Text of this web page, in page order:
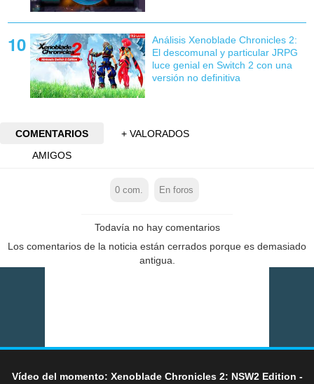
Análisis Xenoblade Chronicles 2:
El descomunal y particular JRPG
luce genial en Switch 2 con una
versión no definitiva
COMENTARIOS
+ VALORADOS
AMIGOS
0 com. En foros
Todavía no hay comentarios
Los comentarios de la noticia están cerrados porque es demasiado
antigua.
Vídeo del momento: Xenoblade Chronicles 2: NSW2 Edition -